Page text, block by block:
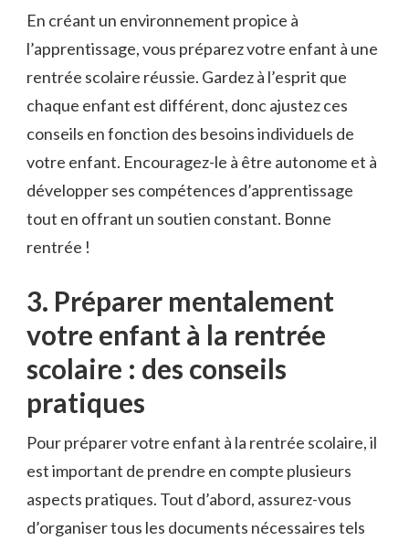
En créant un environnement propice à
l’apprentissage, vous préparez votre enfant à une
rentrée scolaire réussie.⁢ Gardez à l’esprit que
chaque enfant est différent, donc ajustez ces
conseils en fonction des⁤ besoins​ individuels de
votre enfant. Encouragez-le à être autonome et à
développer⁣ ses compétences⁤ d’apprentissage
tout en offrant un soutien constant. Bonne
rentrée !
3. Préparer mentalement⁤
votre enfant à la rentrée⁤
scolaire : des conseils
pratiques
Pour préparer votre enfant à la rentrée ⁣scolaire, il
est important⁤ de prendre en compte plusieurs
aspects pratiques. Tout d’abord, assurez-vous
d’organiser tous les documents nécessaires tels